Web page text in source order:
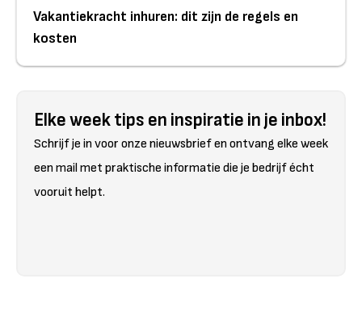
Vakantiekracht inhuren: dit zijn de regels en
kosten
Elke week tips en inspiratie in je inbox!
Schrijf je in voor onze nieuwsbrief en ontvang elke week
een mail met praktische informatie die je bedrijf écht
vooruit helpt.